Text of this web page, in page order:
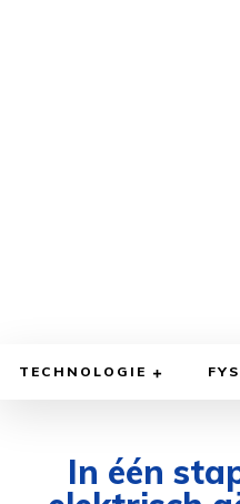
TECHNOLOGIE
In één